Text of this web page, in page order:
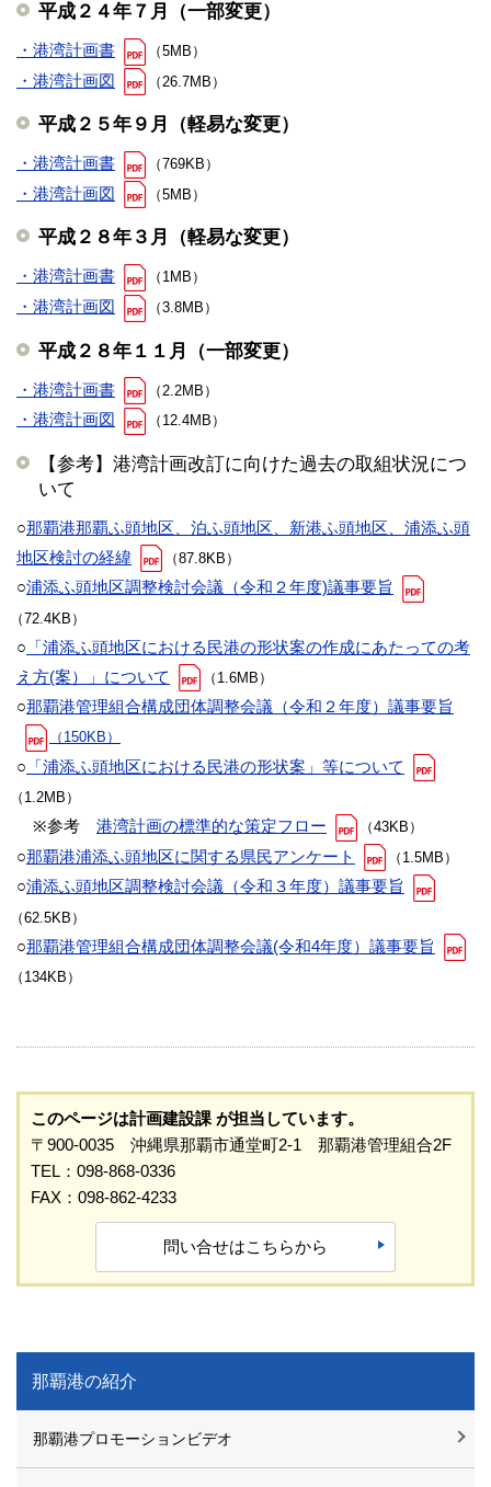
平成２４年７月（一部変更）
・港湾計画書 （5MB）
・港湾計画図 （26.7MB）
平成２５年９月（軽易な変更）
・港湾計画書 （769KB）
・港湾計画図 （5MB）
平成２８年３月（軽易な変更）
・港湾計画書 （1MB）
・港湾計画図 （3.8MB）
平成２８年１１月（一部変更）
・港湾計画書 （2.2MB）
・港湾計画図 （12.4MB）
【参考】港湾計画改訂に向けた過去の取組状況につ
いて
○那覇港那覇ふ頭地区、泊ふ頭地区、新港ふ頭地区、浦添ふ頭
地区検討の経緯
（87.8KB）
○浦添ふ頭地区調整検討会議（令和２年度)議事要旨
（72.4KB）
○ 「浦添ふ頭地区における民港の形状案の作成にあたっての考
え方(案）」について
（1.6MB）
○那覇港管理組合構成団体調整会議（令和２年度）議事要旨
（150KB）
○ 「浦添ふ頭地区における民港の形状案」等について
（1.2MB）
※参考 港湾計画の標準的な策定フロー （43KB）
○那覇港浦添ふ頭地区に関する県民アンケート （1.5MB）
○浦添ふ頭地区調整検討会議（令和３年度）議事要旨
（62.5KB）
○那覇港管理組合構成団体調整会議(令和4年度）議事要旨
（134KB）
このページは計画建設課 が担当しています。
〒900-0035 沖縄県那覇市通堂町2-1 那覇港管理組合2F
TEL：098-868-0336
FAX：098-862-4233
問い合せはこちらから
那覇港の紹介
那覇港プロモーションビデオ